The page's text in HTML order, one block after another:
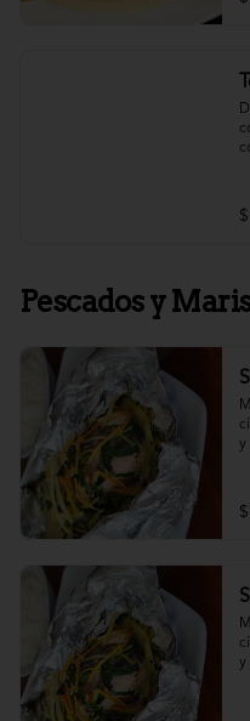
Pescados y
y
y